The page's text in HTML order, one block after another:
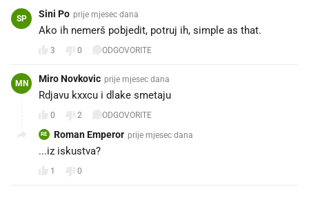
SP Sini Po prije mjesec dana
Ako ih nemerš pobjedit, potruj ih, simple as that.
3 0 ODGOVORITE
MN Miro Novkovic prije mjesec dana
Rdjavu kxxcu i dlake smetaju
0 2 ODGOVORITE
RE Roman Emperor prije mjesec dana
...iz iskustva?
1 0